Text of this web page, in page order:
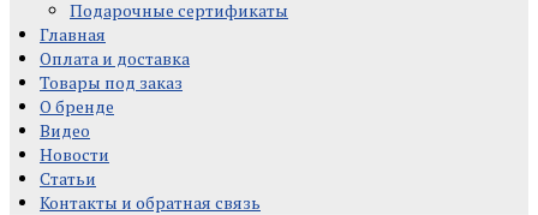
Подарочные сертификаты
Главная
Оплата и доставка
Товары под заказ
О бренде
Видео
Новости
Статьи
Контакты и обратная связь